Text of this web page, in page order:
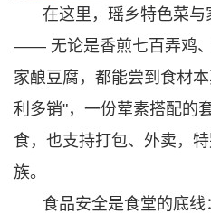
在这里，瑶乡特色菜
—— 无论是香煎七百弄鸡
家酿豆腐，都能尝到食材
利多销"，一份荤素搭配的
食，也支持打包、外卖，
族。
食品安全是食堂的底